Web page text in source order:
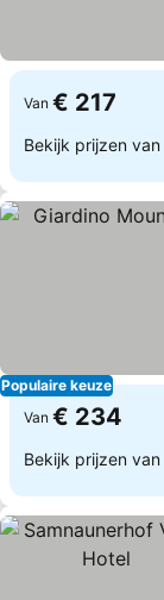
Van € 217
Bekijk prijzen van
Populaire keuze
Van € 234
Bekijk prijzen van